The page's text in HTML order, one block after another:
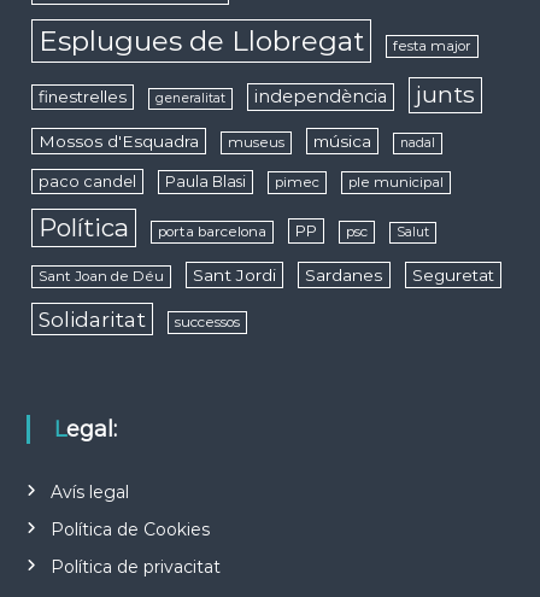
Esplugues de Llobregat festa major
finestrelles generalitat independència junts
Mossos d'Esquadra museus música nadal
paco candel Paula Blasi pimec ple municipal
Política porta barcelona PP psc Salut
Sant Joan de Déu Sant Jordi Sardanes Seguretat
Solidaritat successos
Legal:
Avís legal
Política de Cookies
Política de privacitat